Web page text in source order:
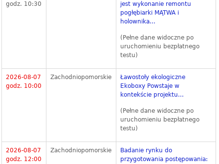
godz. 10:30
jest wykonanie remontu
pogłębiarki MĄTWA i
holownika...
(Pełne dane widoczne po
uruchomieniu bezpłatnego
testu)
2026-08-07
godz. 10:00
Zachodniopomorskie
Ławostoły ekologiczne
Ekoboxy Powstaje w
kontekście projektu...
(Pełne dane widoczne po
uruchomieniu bezpłatnego
testu)
2026-08-07
godz. 12:00
Zachodniopomorskie
Badanie rynku do
przygotowania postępowania: